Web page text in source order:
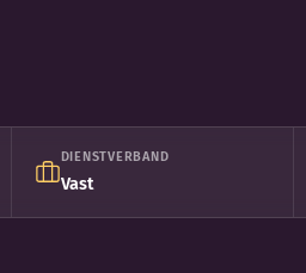
DIENSTVERBAND
Vast